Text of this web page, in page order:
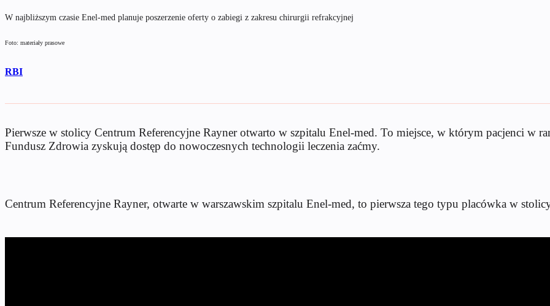
W najbliższym czasie Enel-med planuje poszerzenie oferty o zabiegi z zakresu chirurgii refrakcyjnej
Foto: materiały prasowe
RBI
Pierwsze w stolicy Centrum Referencyjne Rayner otwarto w szpitalu Enel-med. To miejsce, w którym pacjenci w
Fundusz Zdrowia zyskują dostęp do nowoczesnych technologii leczenia zaćmy.
Centrum Referencyjne Rayner, otwarte w warszawskim szpitalu Enel-med, to pierwsza tego typu placówka w